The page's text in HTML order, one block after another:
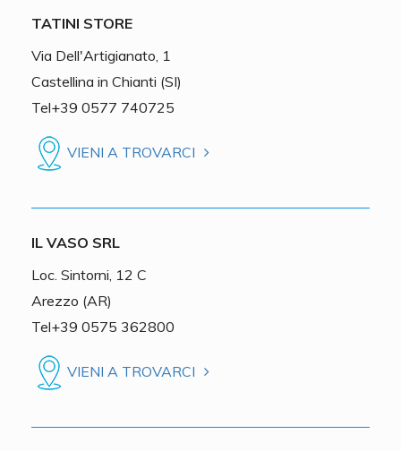
TATINI STORE
Via Dell'Artigianato, 1
Castellina in Chianti (SI)
Tel+39 0577 740725
VIENI A TROVARCI
IL VASO SRL
Loc. Sintorni, 12 C
Arezzo (AR)
Tel+39 0575 362800
VIENI A TROVARCI